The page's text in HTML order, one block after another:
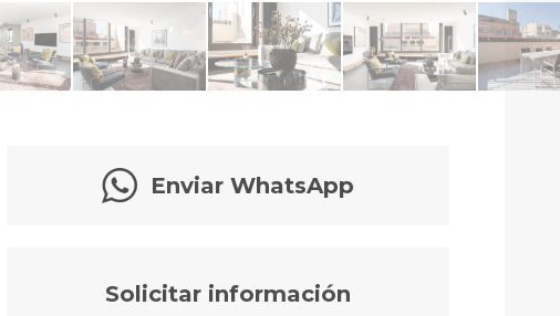
Enviar WhatsApp
Solicitar información